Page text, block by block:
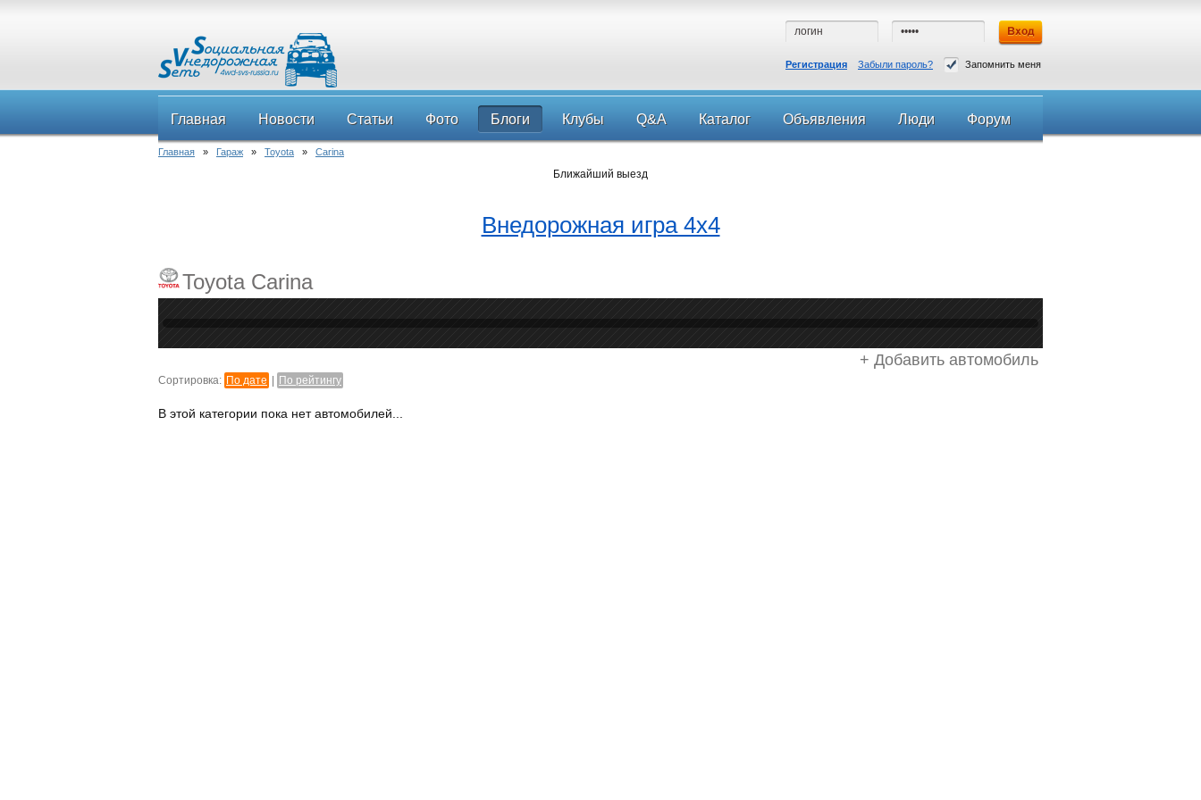
Регистрация Забыли пароль? Запомнить меня
Главная Новости Статьи Фото Блоги Клубы Q&A Каталог Объявления Люди Форум
Главная » Гараж » Toyota » Carina
Ближайший выезд
Внедорожная игра 4х4
Toyota Carina
+ Добавить автомобиль
Сортировка: По дате По рейтингу
В этой категории пока нет автомобилей...